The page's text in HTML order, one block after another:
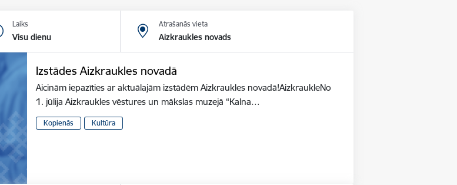
Laiks
Visu dienu
Atrašanās vieta
Aizkraukles novads
Izstādes Aizkraukles novadā
Aicinām iepazīties ar aktuālajām izstādēm Aizkraukles novadā!AizkraukleNo
1. jūlija Aizkraukles vēstures un mākslas muzejā “Kalna…
Kopienās Kultūra